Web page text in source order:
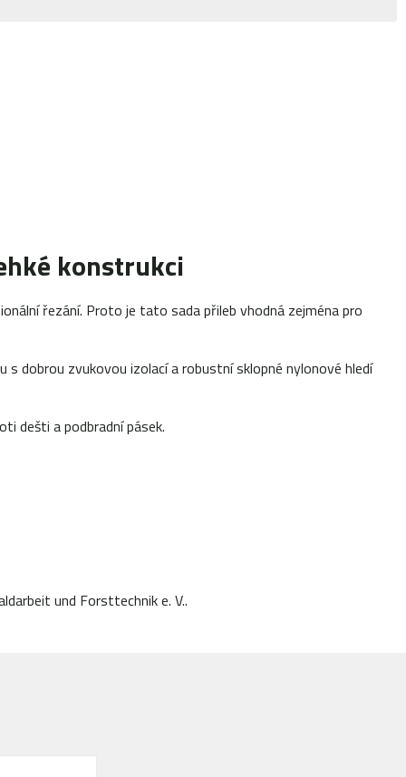
konstrukci
řezání. Proto je tato sada přileb vhodná zejména pro
dobrou zvukovou izolací a robustní sklopné nylonové hledí
dešti a podbradní pásek.
und Forsttechnik e. V..